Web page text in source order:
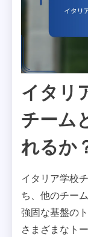
イタリ
チーム
れるか
イタリア学校
ち、他のチー
強固な基盤の
さまざまなト